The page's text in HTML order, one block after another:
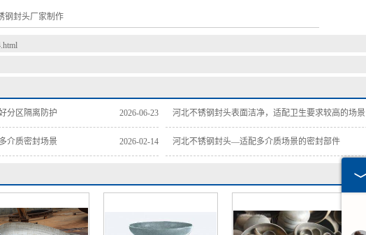
钢封头厂家制作
2026-06-23
分区隔离防护 河北不锈钢封头表面洁净，适配卫生要求较高的场景
2026-02-14
介质密封场景 河北不锈钢封头—适配多介质场景的密封部件